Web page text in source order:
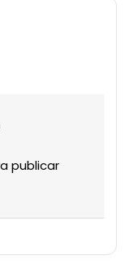
publicar